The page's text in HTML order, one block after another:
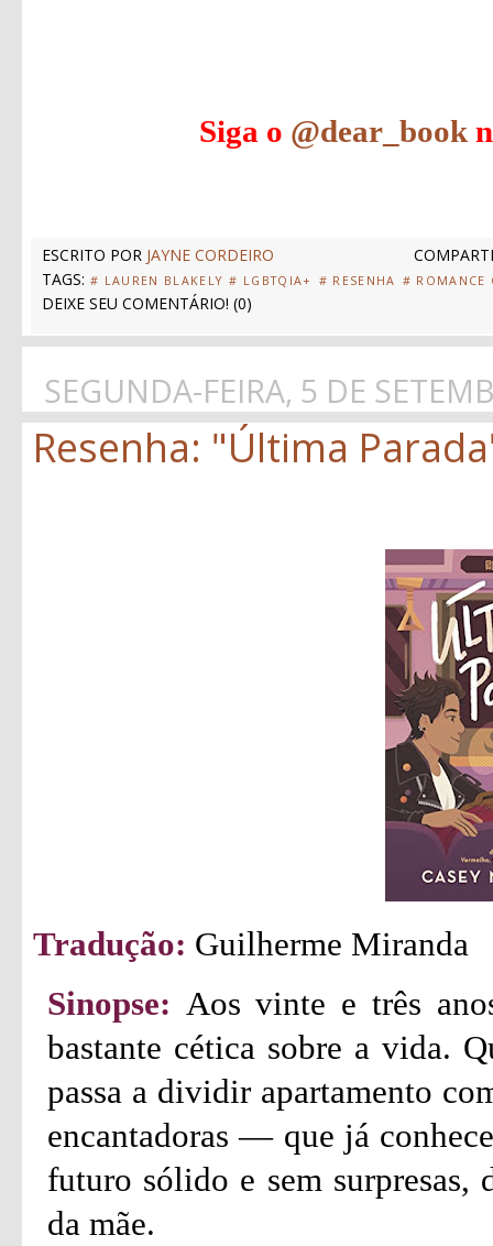
Siga o @dear_book
ESCRITO POR JAYNE CORDEIRO
TAGS: # LAUREN BLAKELY # LGBTQIA+ # RESENHA # ROMANCE
DEIXE SEU COMENTÁRIO! (0)
SEGUNDA-FEIRA, 5 DE
Resenha: "Última
Tradução: Guilherme Miranda
Sinopse: Aos vinte e três
bastante cética sobre a vida.
passa a dividir apartamento
encantadoras — que já
futuro sólido e sem
da mãe.